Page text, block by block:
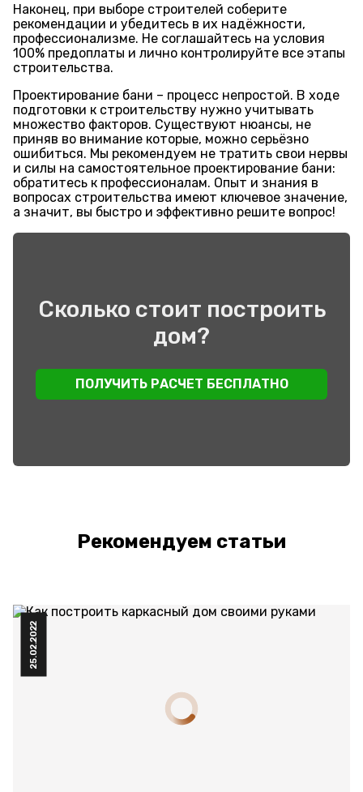
Наконец, при выборе строителей соберите
рекомендации и убедитесь в их надёжности,
профессионализме. Не соглашайтесь на условия
100% предоплаты и лично контролируйте все этапы
строительства.
Проектирование бани – процесс непростой. В ходе
подготовки к строительству нужно учитывать
множество факторов. Существуют нюансы, не
приняв во внимание которые, можно серьёзно
ошибиться. Мы рекомендуем не тратить свои нервы
и силы на самостоятельное проектирование бани:
обратитесь к профессионалам. Опыт и знания в
вопросах строительства имеют ключевое значение,
а значит, вы быстро и эффективно решите вопрос!
Сколько стоит построить
дом?
ПОЛУЧИТЬ РАСЧЕТ БЕСПЛАТНО
Рекомендуем статьи
25.02.2022